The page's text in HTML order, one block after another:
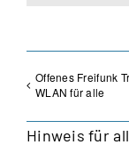
Offenes Freifunk
WLAN für alle
Hinweis für